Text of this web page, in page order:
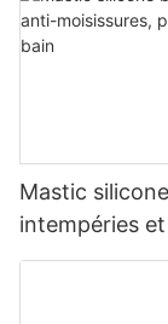
Mastic
intempéries
applications